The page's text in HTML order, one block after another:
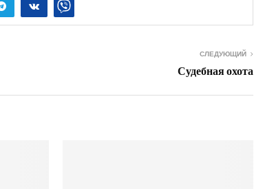
СЛЕДУЮЩИЙ
Судебная охота